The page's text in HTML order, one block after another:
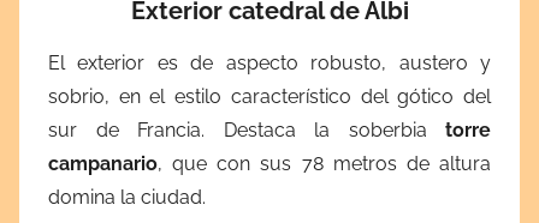
Exterior catedral de Albi
El exterior es de aspecto robusto, austero y
sobrio, en el estilo característico del gótico del
sur de Francia. Destaca la soberbia torre
campanario, que con sus 78 metros de altura
domina la ciudad.